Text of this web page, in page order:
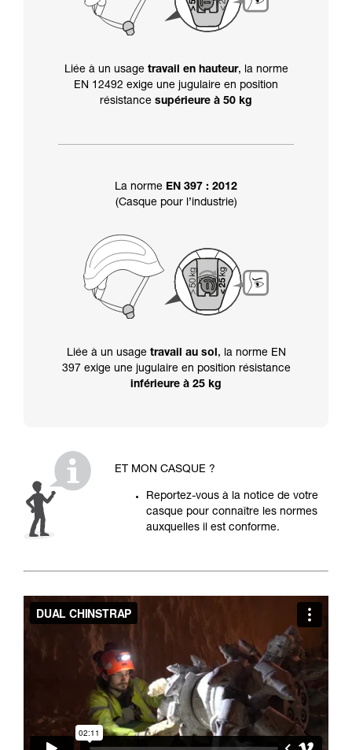
Liée à un usage travail en hauteur, la norme
EN 12492 exige une jugulaire en position
résistance supérieure à 50 kg
La norme EN 397 : 2012
(Casque pour l’industrie)
Liée à un usage travail au sol, la norme EN
397 exige une jugulaire en position résistance
inférieure à 25 kg
ET MON CASQUE ?
Reportez-vous à la notice de votre
casque pour connaître les normes
auxquelles il est conforme.